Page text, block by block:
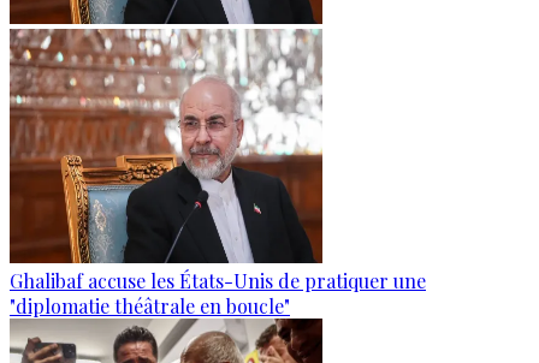
Ghalibaf accuse les États-Unis de pratiquer une
"diplomatie théâtrale en boucle"